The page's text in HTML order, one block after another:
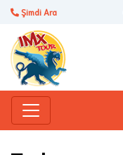
Şimdi Ara